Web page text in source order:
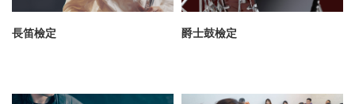
長笛檢定 爵士鼓檢定